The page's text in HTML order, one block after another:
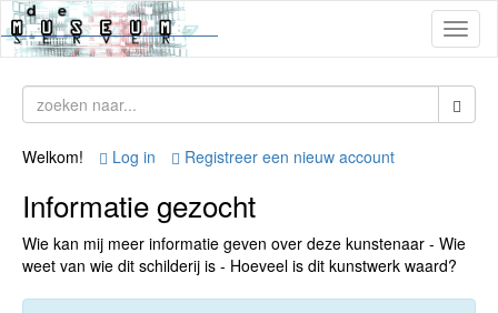
Welkom! Log in Registreer een nieuw account
Informatie gezocht
Wie kan mij meer informatie geven over deze kunstenaar - Wie
weet van wie dit schilderij is - Hoeveel is dit kunstwerk waard?